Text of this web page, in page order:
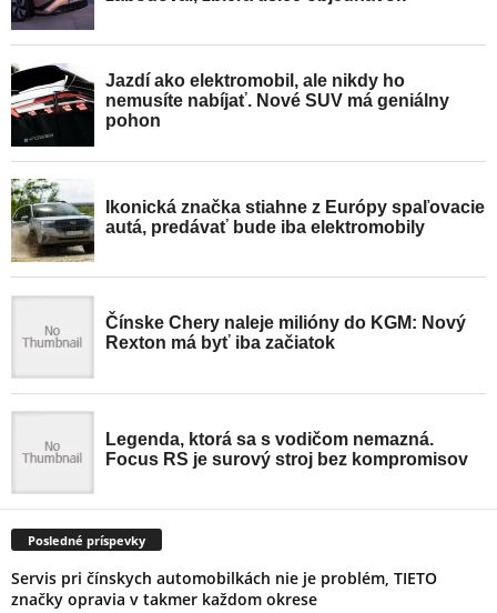
Posledné príspevky
Servis pri čínskych automobilkách nie je problém, TIETO
značky opravia v takmer každom okrese